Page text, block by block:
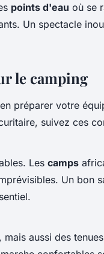
points d'eau où se
Un spectacle
le camping
préparer votre
suivez ces
Les camps
Un bon
aussi des